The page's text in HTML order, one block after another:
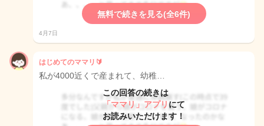
無料で続きを見る(全6件)
4月7日
はじめてのママリ🔰
私が4000近くで産まれて、幼稚…
この回答の続きは
「ママリ」アプリ にて
お読みいただけます！